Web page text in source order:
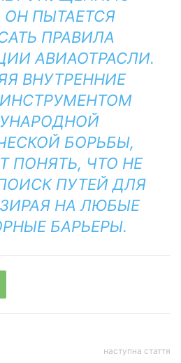
ОН ПЫТАЕТСЯ
ПРАВИЛА
АВИАОТРАСЛИ.
ВНУТРЕННИЕ
БОРЬБЫ,
ПОНЯТЬ, ЧТО НЕ
ПУТЕЙ ДЛЯ
НА ЛЮБЫЕ
БАРЬЕРЫ.
наступна стаття